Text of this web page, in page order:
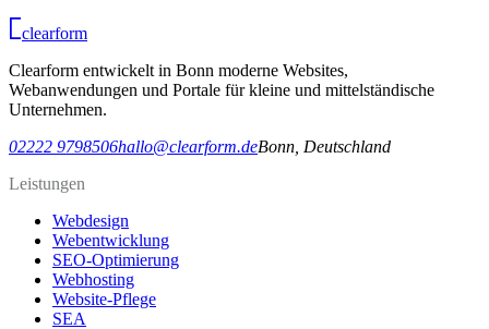
clearform
Clearform entwickelt in Bonn moderne Websites,
Webanwendungen und Portale für kleine und mittelständische
Unternehmen.
02222 9798506hallo@clearform.deBonn, Deutschland
Leistungen
Webdesign
Webentwicklung
SEO-Optimierung
Webhosting
Website-Pflege
SEA